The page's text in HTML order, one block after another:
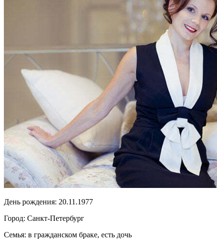
День рождения: 20.11.1977
Город: Санкт-Петербург
Семья: в гражданском браке, есть дочь